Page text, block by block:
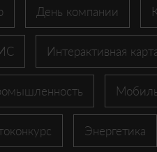
День компании
Интерактивная
Энергетика